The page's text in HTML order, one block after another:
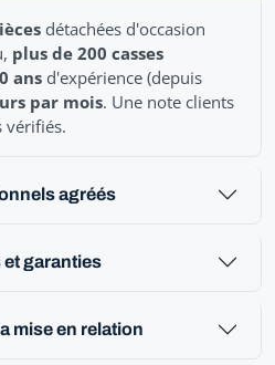
détachées d'occasion
plus de 200 casses
ans d'expérience (depuis
par mois. Une note clients
vérifiés.
agréés
garanties
mise en relation